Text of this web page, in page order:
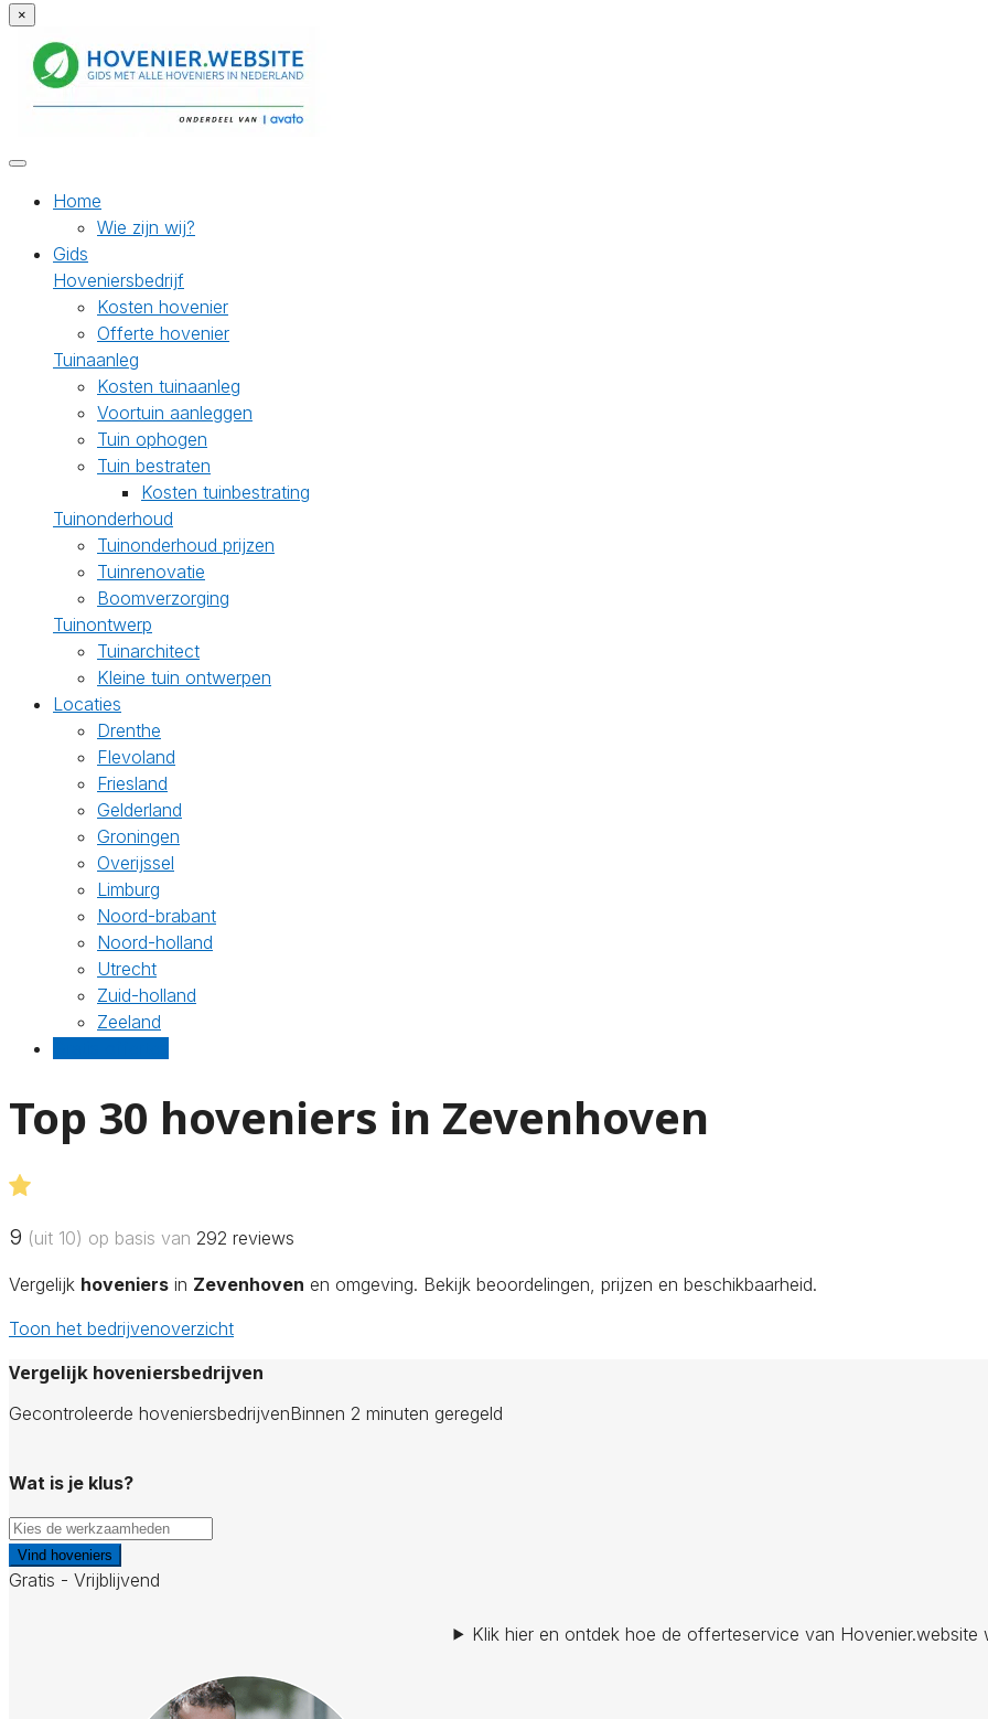
×
Home
Wie zijn wij?
Gids
Hoveniersbedrijf
Kosten hovenier
Offerte hovenier
Tuinaanleg
Kosten tuinaanleg
Voortuin aanleggen
Tuin ophogen
Tuin bestraten
Kosten tuinbestrating
Tuinonderhoud
Tuinonderhoud prijzen
Tuinrenovatie
Boomverzorging
Tuinontwerp
Tuinarchitect
Kleine tuin ontwerpen
Locaties
Drenthe
Flevoland
Friesland
Gelderland
Groningen
Overijssel
Limburg
Noord-brabant
Noord-holland
Utrecht
Zuid-holland
Zeeland
Top 30 hoveniers in Zevenhoven
9 (uit 10) op basis van 292 reviews
Vergelijk hoveniers in Zevenhoven en omgeving. Bekijk beoordelingen, prijzen en beschikbaarheid.
Toon het bedrijvenoverzicht
Vergelijk hoveniersbedrijven
Gecontroleerde hoveniersbedrijvenBinnen 2 minuten geregeld
Wat is je klus?
Vind hoveniers
Gratis - Vrijblijvend
Klik hier en ontdek hoe de offerteservice van Hovenier.website